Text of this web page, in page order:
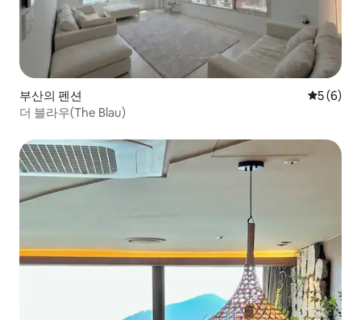
부산의 펜션 평점 5점
5 (6)
더 블라우(The Blau)